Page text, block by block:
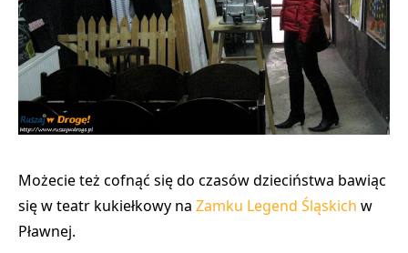
Możecie też cofnąć się do czasów dzieciństwa bawiąc
się w teatr kukiełkowy na Zamku Legend Śląskich w
Pławnej.